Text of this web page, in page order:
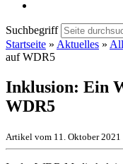
Suchbegriff
Startseite » Aktuelles »
auf WDR5
Inklusion: Ein
WDR5
Artikel vom 11. Oktober 2021